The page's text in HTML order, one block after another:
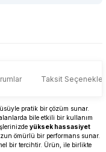
Taksit
pratik bir çözüm sunar.
bile etkili bir kullanım
yüksek hassasiyet
ömürlü bir performans sunar.
bir tercihtir. Ürün, ile birlikte